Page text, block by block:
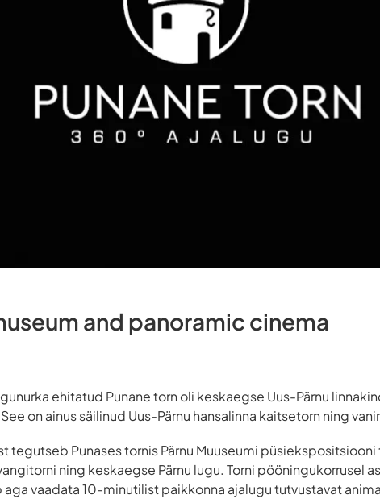
and panoramic cinema
ehitatud Punane torn oli keskaegse Uus-Pärnu
on ainus säilinud Uus-Pärnu hansalinna kaitsetorn ning
tegutseb Punases tornis Pärnu Muuseumi
ning keskaegse Pärnu lugu. Torni pööningukorrusel
vaadata 10-minutilist paikkonna ajalugu tutvustavat